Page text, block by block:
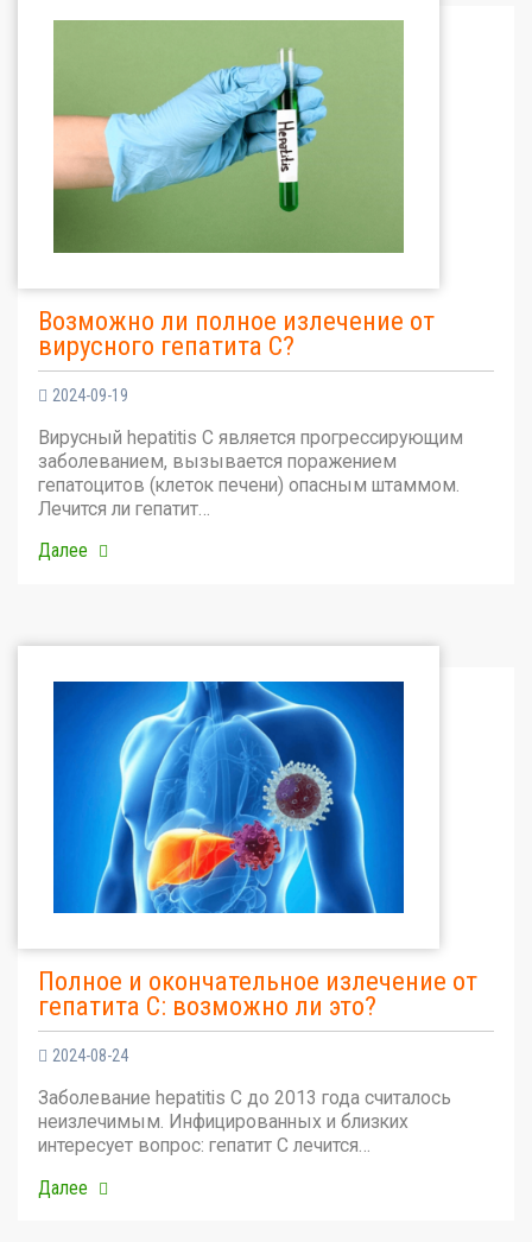
Возможно ли полное излечение от
вирусного гепатита С?
2024-09-19
Вирусный hepatitis C является прогрессирующим
заболеванием, вызывается поражением
гепатоцитов (клеток печени) опасным штаммом.
Лечится ли гепатит…
Далее
Полное и окончательное излечение от
гепатита С: возможно ли это?
2024-08-24
Заболевание hepatitis C до 2013 года считалось
неизлечимым. Инфицированных и близких
интересует вопрос: гепатит С лечится…
Далее